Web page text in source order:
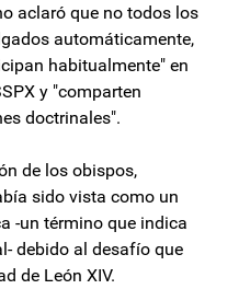
aclaró que no todos los
automáticamente,
habitualmente" en
y "comparten
doctrinales".
de los obispos,
sido vista como un
-un término que indica
debido al desafío que
de León XIV.